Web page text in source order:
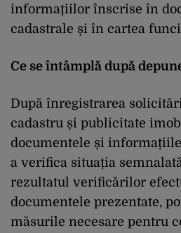
informațiilor înscrise în
cadastrale și în cartea
Ce se întâmplă după
După înregistrarea
cadastru și publicitate
documentele și
a verifica situația
rezultatul verificărilor
documentele prezentate,
măsurile necesare pentru